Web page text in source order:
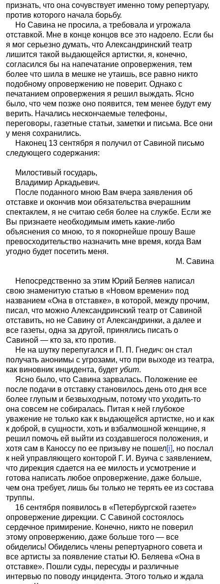
признать, что она сочувствует именно тому репертуару,
против которого начала борьбу.
Но Савина не просила, а требовала и угрожала
отставкой. Мне в конце концов все это надоело. Если бы
я мог серьезно думать, что Александринский театр
лишится такой выдающейся артистки, я, конечно,
согласился бы на напечатание опровержения, тем
более что шила в мешке не утаишь, все равно никто
подобному опровержению не поверит. Однако с
печатанием опровержения я решил выждать. Ясно
было, что чем позже оно появится, тем менее будут ему
верить. Начались нескончаемые телефоны,
переговоры, газетные статьи, заметки и письма. Все они
у меня сохранились.
Наконец 13 сентября я получил от Савиной письмо
следующего содержания:
Милостивый государь,
Владимир Аркадьевич.
После поданного мною Вам вчера заявления об
отставке и окончив мои обязательства вчерашним
спектаклем, я не считаю себя более на службе. Если же
Вы признаете необходимым иметь какие-либо
объяснения со мною, то я покорнейше прошу Ваше
превосходительство назначить мне время, когда Вам
угодно будет посетить меня.
М. Савина
Непосредственно за этим Юрий Беляев написал
свою знаменитую статью в «Новом времени» под
названием «Она в отставке», в которой, между прочим,
писал, что можно Александринский театр от Савиной
отставить, но не Савину от Александринки, а далее и
все газеты, одна за другой, принялись писать о
Савиной — кто за, кто против.
Не на шутку перепугался и П. П. Гнедич: он стал
получать анонимы с угрозами, что при выходе из театра,
как виновник инцидента, будет убит.
Ясно было, что Савина зарвалась. Положение ее
после подачи в отставку становилось день ото дня все
более глупым и безвыходным, потому что уходить-то
она совсем не собиралась. Питая к ней глубокое
уважение не только как к выдающейся артистке, но и как
к доброй, в сущности, хоть и взбалмошной женщине, я
решил помочь ей выйти из создавшегося положения, и
хотя сам в Каноссу по ее призыву не пошел[i], но послал
к ней управляющего конторой Г. И. Вуича с заявлением,
что дирекция сдается на ее милость и усмотрение и
готова написать любое опровержение, даже больше,
чем она требует, лишь бы только не терять ее из состава
труппы.
16 сентября появилось в «Петербургской газете»
опровержение дирекции. С Савиной состоялось
сердечное примирение. Конечно, никто не поверил
этому опровержению, даже больше того — все
обиделись! Обиделись члены репертуарного совета и
все артисты за появление статьи Ю. Беляева «Она в
отставке». Пошли суды, пересуды и различные
интервью по поводу инцидента. Этого только и ждала